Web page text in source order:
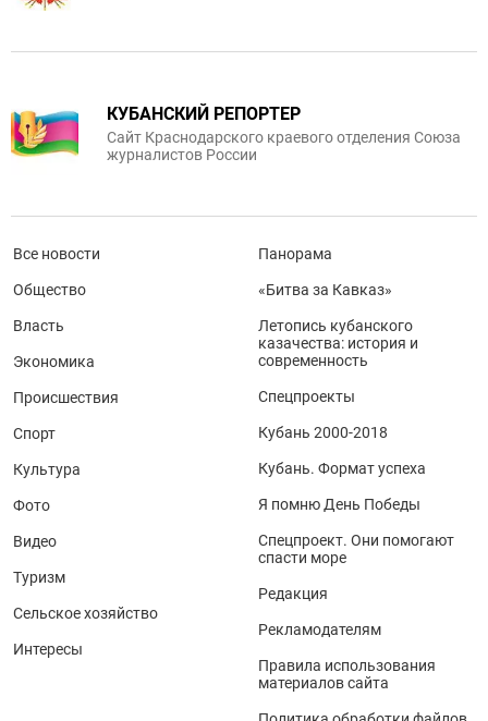
КУБАНСКИЙ РЕПОРТЕР
Сайт Краснодарского краевого отделения Союза
журналистов России
Все новости
Общество
Власть
Экономика
Происшествия
Спорт
Культура
Фото
Видео
Туризм
Сельское хозяйство
Интересы
Панорама
«Битва за Кавказ»
Летопись кубанского
казачества: история и
современность
Спецпроекты
Кубань 2000-2018
Кубань. Формат успеха
Я помню День Победы
Спецпроект. Они помогают
спасти море
Редакция
Рекламодателям
Правила использования
материалов сайта